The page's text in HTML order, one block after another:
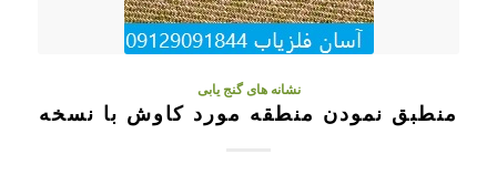
نشانه های گنج یابی
منطبق نمودن منطقه مورد کاوش با نسخه